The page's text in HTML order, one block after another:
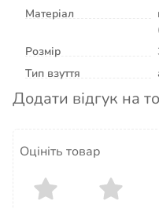
Матеріал
Розмір
Тип взуття
Додати відгук на
Оцініть товар